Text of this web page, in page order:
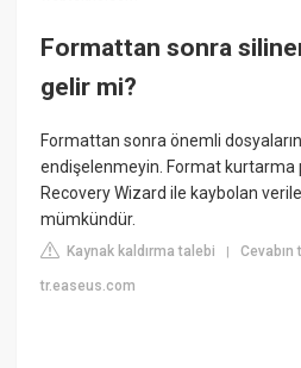
Formattan sonra
gelir mi?
Formattan sonra önemli
endişelenmeyin. Format kurtarma
Recovery Wizard ile kaybolan
mümkündür.
Kaynak kaldırma talebi |Cevabın
tr.easeus.com